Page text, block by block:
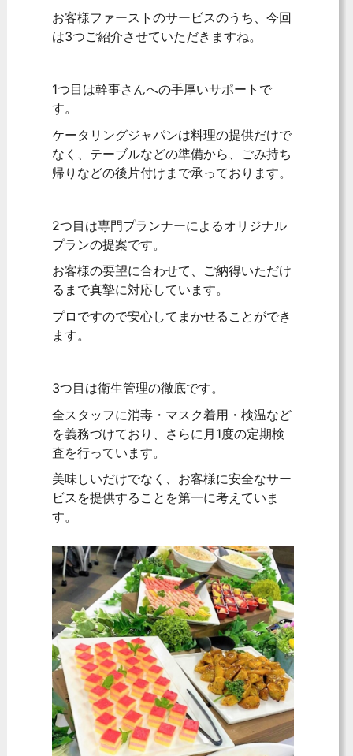
お客様ファーストのサービスのうち、今回
は3つご紹介させていただきますね。
1つ目は幹事さんへの手厚いサポートで
す。
ケータリングジャパンは料理の提供だけで
なく、テーブルなどの準備から、ごみ持ち
帰りなどの後片付けまで承っております。
2つ目は専門プランナーによるオリジナル
プランの提案です。
お客様の要望に合わせて、ご納得いただけ
るまで真摯に対応しています。
プロですので安心してまかせることができ
ます。
3つ目は衛生管理の徹底です。
全スタッフに消毒・マスク着用・検温など
を義務づけており、さらに月1度の定期検
査を行っています。
美味しいだけでなく、お客様に安全なサー
ビスを提供することを第一に考えていま
す。